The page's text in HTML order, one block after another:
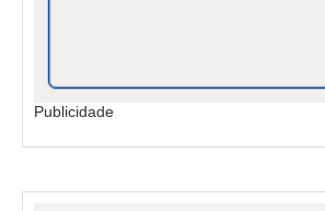
Publicidade